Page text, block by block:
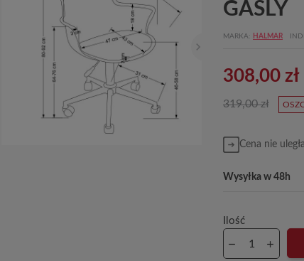
GASLY
MARKA HALMAR
308,00 zł
319,00 zł
Cena nie
Wysyłka w 48h
Ilość